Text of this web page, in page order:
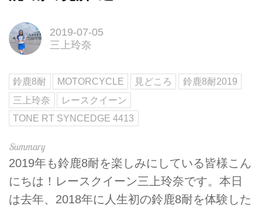
2019-07-05
三上玲奈
鈴鹿8耐 MOTORCYCLE 見どころ
鈴鹿8耐2019
三上玲奈
レースクイーン
TONE RT SYNCEDGE 4413
2019年も鈴鹿8耐を楽しみにしている皆様こん
にちは！レースクイーン三上玲奈です。本日
は去年、2018年に人生初の鈴鹿8耐を体験した